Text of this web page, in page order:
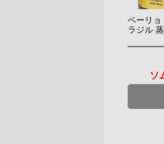
ベーリョ
ラジル
ソ